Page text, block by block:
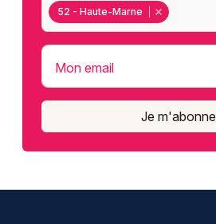
52 - Haute-Marne
Mon email
Je m'abonne